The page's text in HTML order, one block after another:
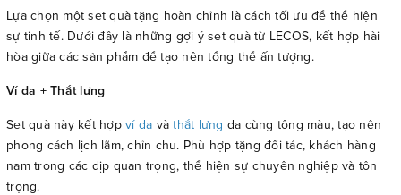
Lựa chọn một set quà tặng hoàn chỉnh là cách tối ưu để thể hiện
sự tinh tế. Dưới đây là những gợi ý set quà từ LECOS, kết hợp hài
hòa giữa các sản phẩm để tạo nên tổng thể ấn tượng.
Ví da + Thắt lưng
Set quà này kết hợp ví da vàthắt lưng da cùng tông màu, tạo nên
phong cách lịch lãm, chỉn chu. Phù hợp tặng đối tác, khách hàng
nam trong các dịp quan trọng, thể hiện sự chuyên nghiệp và tôn
trọng.